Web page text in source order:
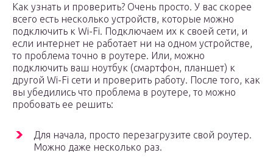
Как узнать и проверить? Очень просто. У вас скорее
всего есть несколько устройств, которые можно
подключить к Wi-Fi. Подключаем их к своей сети, и
если интернет не работает ни на одном устройстве,
то проблема точно в роутере. Или, можно
подключить ваш ноутбук (смартфон, планшет) к
другой Wi-Fi сети и проверить работу. После того, как
вы убедились что проблема в роутере, то можно
пробовать ее решить:
Для начала, просто перезагрузите свой роутер.
Можно даже несколько раз.